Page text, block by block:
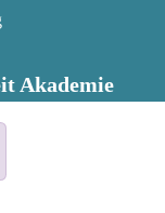
Akademie